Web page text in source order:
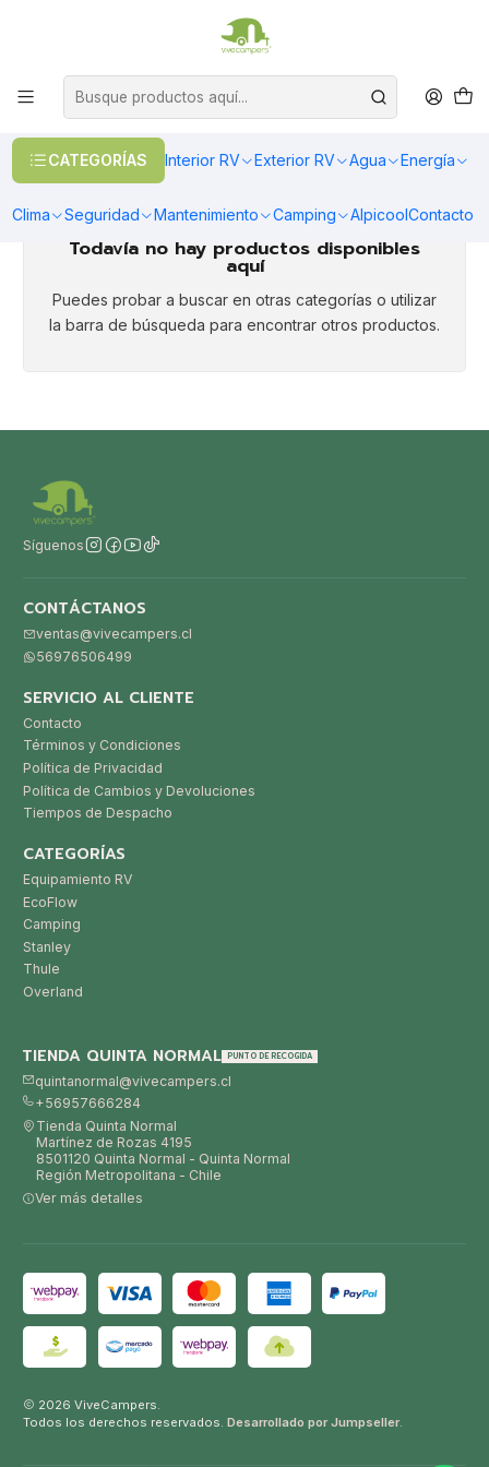
CATEGORÍAS Interior RV Exterior RV Agua Energía
Clima Seguridad Mantenimiento Camping AlpicoolContacto
OFERTAS EN CALEFACCIÓN DIESEL
Accesorios
Todavía no hay productos disponibles
aquí
Puedes probar a buscar en otras categorías o utilizar
la barra de búsqueda para encontrar otros productos.
Síguenos
CONTÁCTANOS
ventas@vivecampers.cl
56976506499
SERVICIO AL CLIENTE
Contacto
Términos y Condiciones
Política de Privacidad
Política de Cambios y Devoluciones
Tiempos de Despacho
CATEGORÍAS
Equipamiento RV
EcoFlow
Camping
Stanley
Thule
Overland
TIENDA QUINTA NORMAL PUNTO DE RECOGIDA
quintanormal@vivecampers.cl
+56957666284
Tienda Quinta Normal
Martínez de Rozas 4195
8501120 Quinta Normal - Quinta Normal
Región Metropolitana - Chile
Ver más detalles
2026 ViveCampers.
Todos los derechos reservados. Desarrollado por Jumpseller.